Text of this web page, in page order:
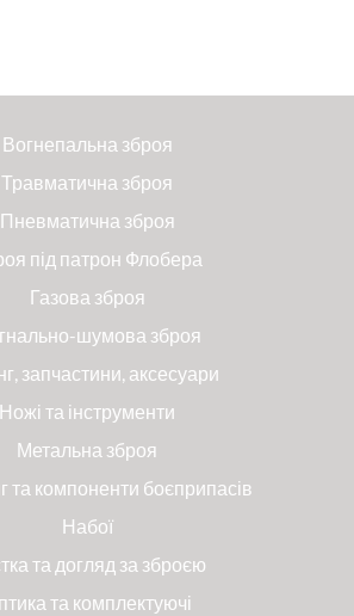
Вогнепальна зброя
Травматична зброя
Пневматична зброя
під патрон Флобера
Газова зброя
шумова зброя
запчастини, аксесуари
Ножі та інструменти
Метальна зброя
та компоненти боєприпасів
Набої
та догляд за зброєю
та комплектуючі